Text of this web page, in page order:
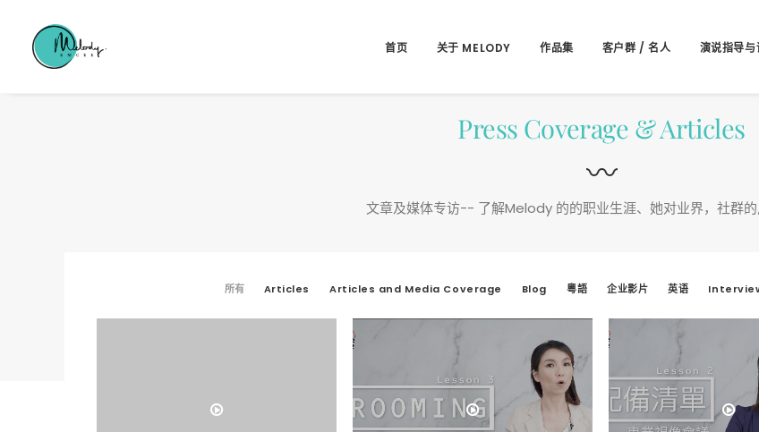
首页 关于 MELODY 作品集 客户群 / 名人 演说指导与
Press Coverage & Articles
〰
文章及媒体专访-- 了解Melody 的的职业生涯、她对业界，社群的
所有 Articles Articles and Media Coverage Blog 粵語 企业影片 英语